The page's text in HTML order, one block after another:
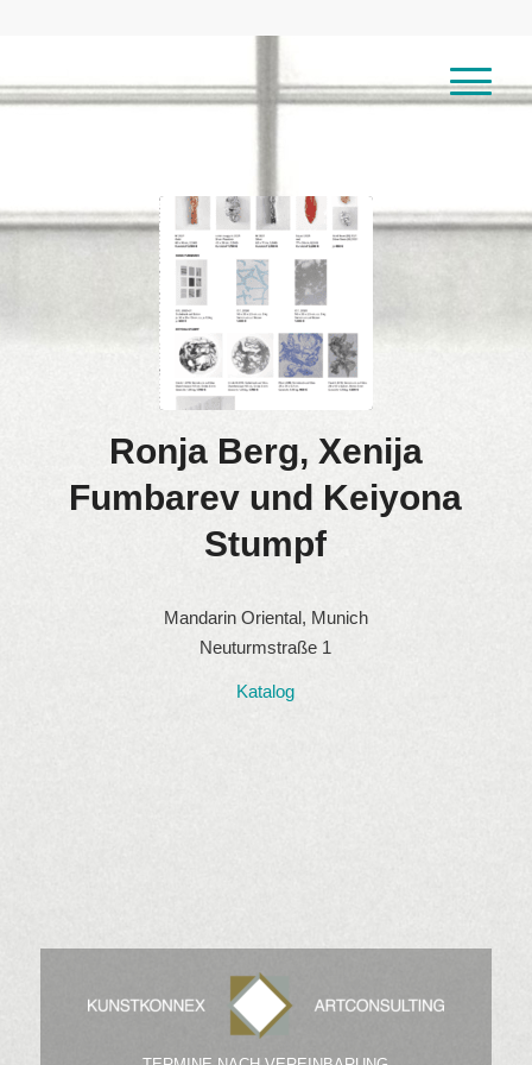
Ronja Berg, Xenija
Fumbarev und Keiyona
Stumpf
Mandarin Oriental, Munich
Neuturmstraße 1
Katalog